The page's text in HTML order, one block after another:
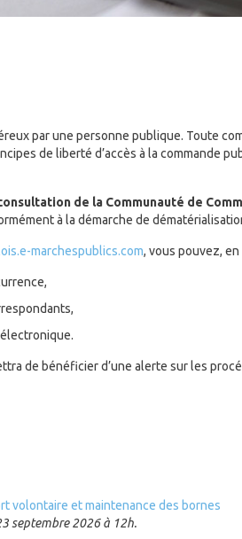
par une personne publique. Toute
de liberté d’accès à la commande
de la Communauté de
à la démarche de
marchespublics.com, vous pouvez,
de bénéficier d’une alerte sur les
volontaire et maintenance des bornes
septembre 2026 à 12h.